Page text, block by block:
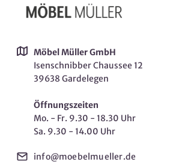
Möbel Müller GmbH
Isenschnibber Chaussee 12
39638 Gardelegen
Öffnungszeiten
Mo. - Fr. 9.30 - 18.30 Uhr
Sa. 9.30 - 14.00 Uhr
info@moebelmueller.de